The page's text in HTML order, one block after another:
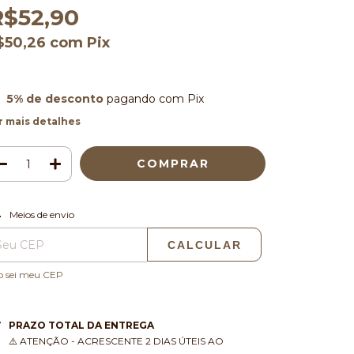
com Pix
5% de descontopagando com Pix
mais detalhes
para o CEP:
Meios de envio
CALCULAR
sei meu CEP
PRAZO TOTAL DA ENTREGA
⚠️ ATENÇÃO - ACRESCENTE 2 DIAS ÚTEIS AO